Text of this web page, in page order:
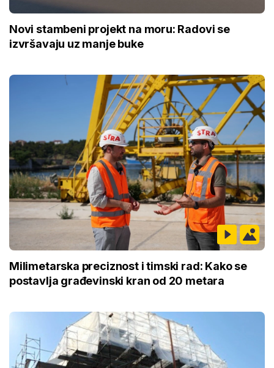
Novi stambeni projekt na moru: Radovi se
izvršavaju uz manje buke
Milimetarska preciznost i timski rad: Kako se
postavlja građevinski kran od 20 metara